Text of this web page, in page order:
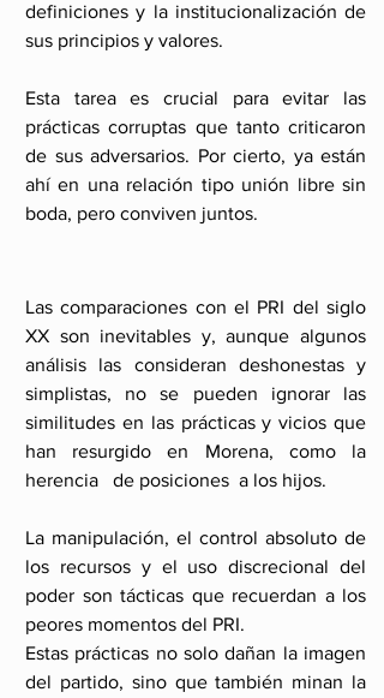
definiciones y la institucionalización de
sus principios y valores.
Esta tarea es crucial para evitar las
prácticas corruptas que tanto criticaron
de sus adversarios. Por cierto, ya están
ahí en una relación tipo unión libre sin
boda, pero conviven juntos.
Las comparaciones con el PRI del siglo
XX son inevitables y, aunque algunos
análisis las consideran deshonestas y
simplistas, no se pueden ignorar las
similitudes en las prácticas y vicios que
han resurgido en Morena, como la
herencia   de posiciones  a los hijos.
La manipulación, el control absoluto de
los recursos y el uso discrecional del
poder son tácticas que recuerdan a los
peores momentos del PRI.
Estas prácticas no solo dañan la imagen
del partido, sino que también minan la